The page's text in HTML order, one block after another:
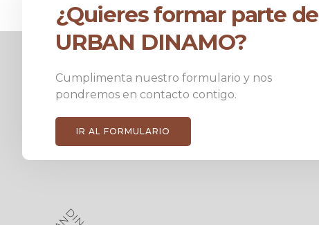
¿Quieres formar parte de
URBAN DINAMO?
Cumplimenta nuestro formulario y nos
pondremos en contacto contigo.
IR AL FORMULARIO